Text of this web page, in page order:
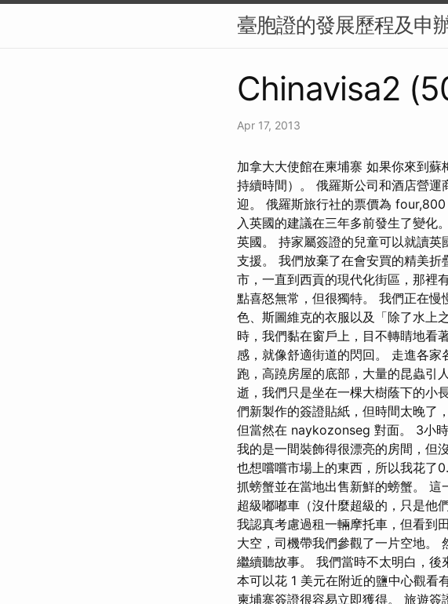
臺胞證的發展歷程及申
Chinavisa2
Apr 17, 2013
加拿大大使館在柬埔寨 如果你來到
持續時間）。 俄羅斯公司和酒店營
迎。 俄羅斯旅行社的票價為
入英國的建議在三年多前發生了變化
英國。 持家屬簽證的兒童可以就讀
支援。 我們放棄了在會安買的精美
市，一直到西貢的現代化街區，那裡
點喜怒無常，但很獨特。 我們正在
色、斯圖維克的衣服以及「除了水上
時，我們黏在窗戶上，目不轉睛地看
感，就像舒適街道的閃回。 走進各
跑，高蹺房屋的底部，大量的昆蟲引
逝，我們只是坐在一棵大樹蔭下的小
們新製作的簽證貼紙，但時間太晚了
但當然在 naykozonseg 對面。 3小
我的是一間裝飾得很漂亮的房間，但
也想嚐嚐市場上的東西，所以我花了
抓螃蟹並在當地出售新鮮的螃蟹。
超級嘟嘟車（沒什麼超級的，只是他
我認真考慮過租一輛摩托車，但看到
大空，司機帶我們參觀了一片空地。
繼續聽故事。 我們當時不太明白，
本可以花 1 美元在附近的鹽中心觀看
柬埔寨簽證很容易立即獲得。 旅遊